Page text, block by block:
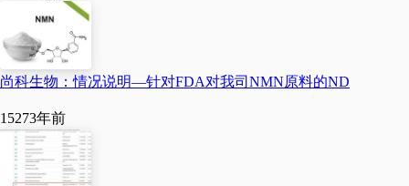
尚科生物：情况说明—针对FDA对我司NMN原料的ND
15273年前